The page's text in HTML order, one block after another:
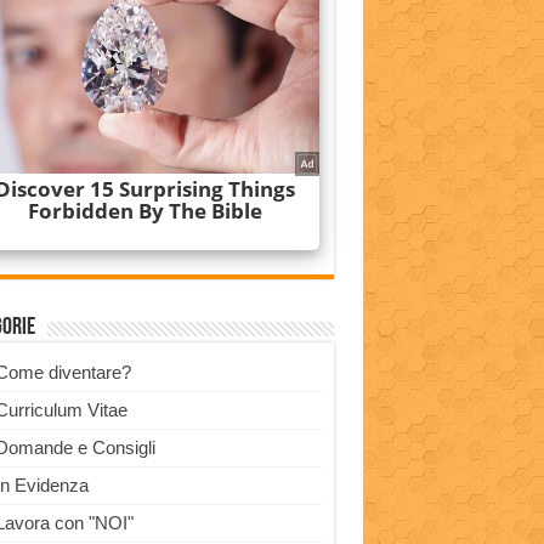
diventare?
Vitae
e Consigli
Evidenza
con "NOI"